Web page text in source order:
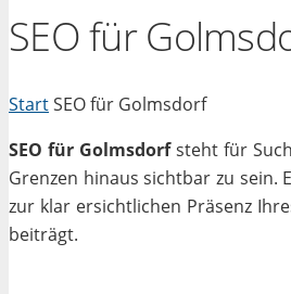
SEO für
StartSEO für Golmsdorf
SEO für Golmsdorfsteht für
Grenzen hinaus sichtbar zu sein.
zur klar ersichtlichen Präsenz
beiträgt.